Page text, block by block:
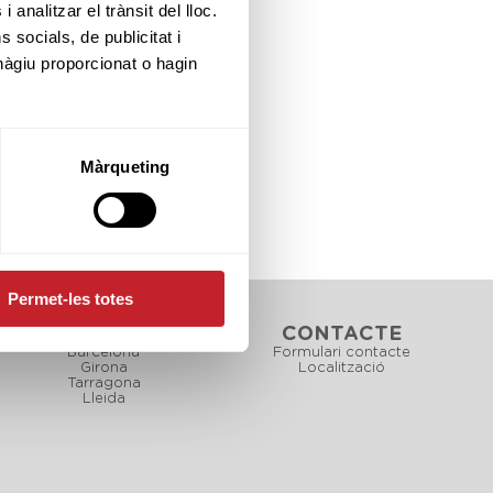
analitzar el trànsit del lloc.
socials, de publicitat i
proporcionat o hagin
Màrqueting
Permet-les totes
Barcelona
Girona
Tarragona
Lleida
CONTACTE
Formulari contacte
Localització